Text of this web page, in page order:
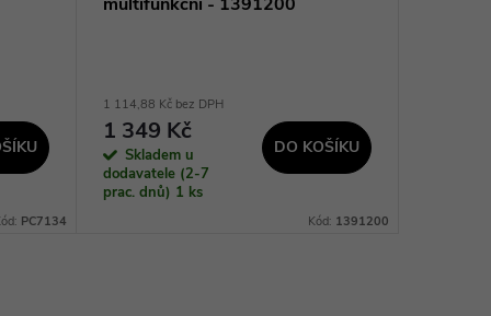
PC7134
1 114,88 Kč bez DPH
1 349 Kč
Skladem u
dodavatele (2-7
prac. dnů) 1 ks
DO KOŠÍKU
Kód: 1391200